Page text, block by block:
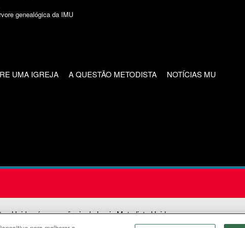
genealógica da IMU
UMA IGREJA A QUESTÃO METODISTA NOTÍCIAS MU
Unidas é uma agência da Igreja Metodista Unida